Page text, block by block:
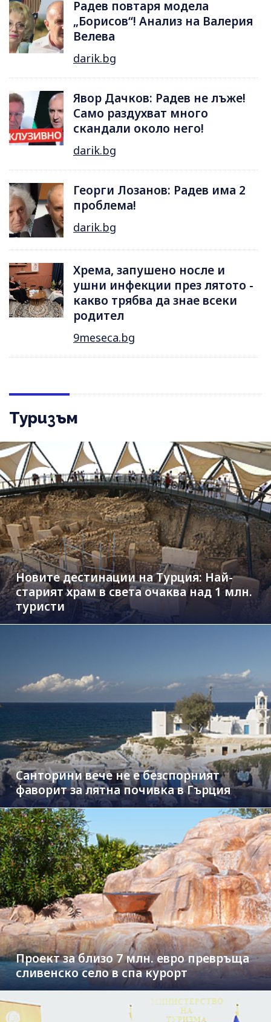
Радев повтаря модела
„Борисов“! Анализ на Валерия
Велева
darik.bg
Явор Дачков: Радев не лъже!
Само раздухват много
скандали около него!
darik.bg
Георги Лозанов: Радев има 2
проблема!
darik.bg
Хрема, запушено носле и
ушни инфекции през лятотo -
какво трябва да знае всеки
родител
9meseca.bg
Туризъм
Новите дестинации на Турция: Най-
старият храм в света очаква над 1 млн.
туристи
Санторини вече не е безспорният
фаворит за лятна почивка в Гърция
Проект за близо 7 млн. евро превръща
сливенско село в спа курорт